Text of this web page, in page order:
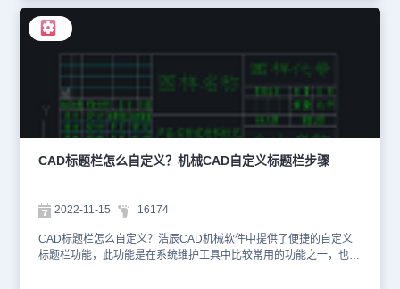
的具体使用步骤吧！CAD标题栏批量填充步骤： CAD标题栏批量填
充功能可以设置默认屏蔽项，避免对诸如图框比例、重量等不需要修
改的项目进行修改。具体使用步骤如下：1、启动浩辰CAD机械软
件，在菜单栏中点击【浩辰机械】—【图纸】—【标题栏批量填充】
2、执行命令后根据系统提示在图纸中选择标题栏。当选择多个标题
栏后，会弹出【批量修改标题栏】对话框，可以在该对话框内设置所
选标题栏的内容。通常情况下，当所选的标题栏隶属于主图框，则优
先列出主图框所在的标题栏的内容，其他标题栏的内容位于下拉组合
框中，可根据情况进行重新设置内容。如下图所示： 3、当单击【修
改】按钮，完成所选图框的标题栏的内容的修改和设置。4、可对默
认屏蔽项进行定制修改，具体操作为单击主对话框左下角的设置默认
后，下次执行批量填充标题栏时生效。 以上机械制图教程小编给大
家分享了浩辰CAD机械软件中批量填充CAD标题栏的具体操作步
骤，希望对大家有所帮助哦！
CAD标题栏怎么自定义？机械CAD自定义标题栏步骤
2022-11-15 16174
CAD标题栏怎么自定义？浩辰CAD机械软件中提供了便捷的自定义
标题栏功能，此功能是在系统维护工具中比较常用的功能之一，也是